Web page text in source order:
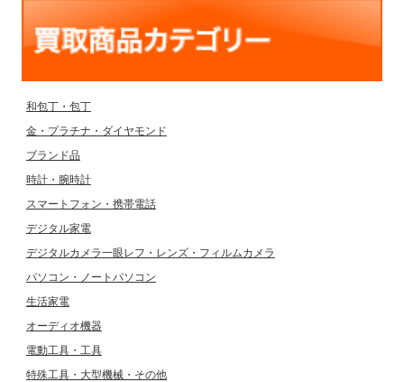
和包丁・包丁
金・プラチナ・ダイヤモンド
ブランド品
時計・腕時計
スマートフォン・携帯電話
デジタル家電
デジタルカメラ一眼レフ・レンズ・フィルムカメラ
パソコン・ノートパソコン
生活家電
オーディオ機器
電動工具・工具
特殊工具・大型機械・その他